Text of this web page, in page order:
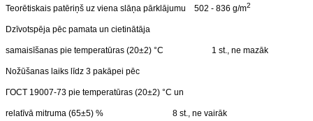
Teorētiskais patēriņš uz viena slāņa pārklājumu 502 - 836 g/m2
Dzīvotspēja pēc pamata un cietinātāja
samaisīšanas pie temperatūras (20±2) °С 1 st., ne mazāk
Nožūšanas laiks līdz 3 pakāpei pēc
ГОСТ 19007-73 pie temperatūras (20±2) °С un
relatīvā mitruma (65±5) % 8 st., ne vairāk